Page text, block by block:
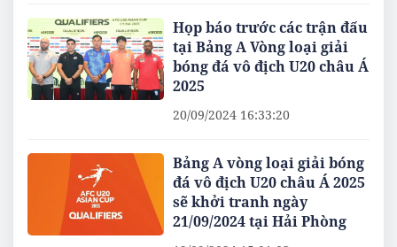
Họp báo trước các trận đấu
tại Bảng A Vòng loại giải
bóng đá vô địch U20 châu Á
2025
20/09/2024 16:33:20
Bảng A vòng loại giải bóng
đá vô địch U20 châu Á 2025
sẽ khởi tranh ngày
21/09/2024 tại Hải Phòng